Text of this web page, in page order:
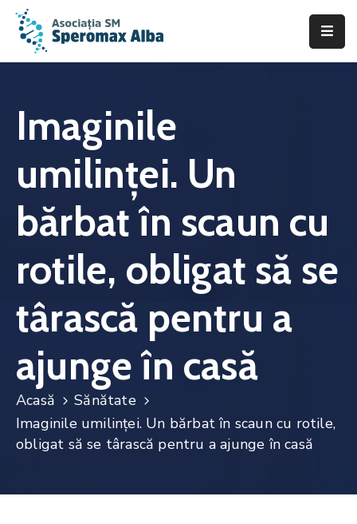
Multiplă
Asistență
&
de
ajutor
Noutăți
Contact
Imaginile
umilinței. Un
bărbat în scaun cu
rotile, obligat să se
târască pentru a
ajunge în casă
Acasă
Sănătate
Imaginile umilinței. Un bărbat în scaun cu rotile,
obligat să se târască pentru a ajunge în casă